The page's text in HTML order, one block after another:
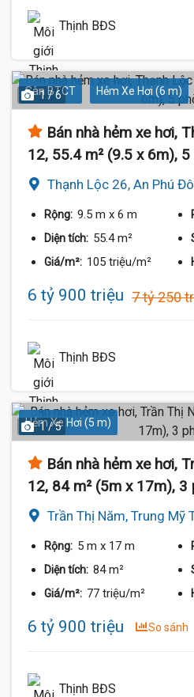
Thịnh BĐS
Sàn BTCT Hẻm Xe Hơi (6 m)
1 / 6
Bán nhà hẻm xe hơi,
12, 55.4 m² (9.5 x 6m),
Thạnh Lộc 26, An Phú
Rộng: 9.5 m x 6 m
Diện tích: 55.4 m²
Giá/m²: 105 triệu/m²
6 tỷ 900 triệu 7 tỷ 250
Thịnh BĐS
Hẻm Xe Hơi (5 m)
1 / 5
Bán nhà hẻm xe hơi,
12, 84 m² (5m x 17m), 3
Trần Thị Năm, Trung Mỹ
Rộng: 5 m x 17 m
Diện tích: 84 m²
Giá/m²: 77 triệu/m²
6 tỷ 900 triệu So sánh
Thịnh BĐS